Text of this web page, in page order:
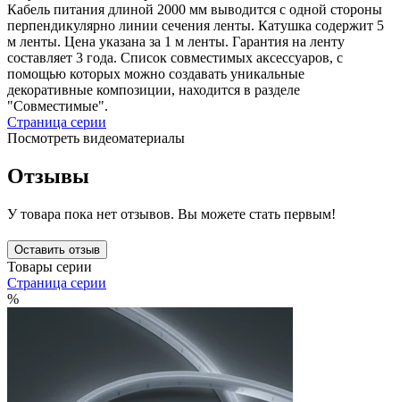
Кабель питания длиной 2000 мм выводится с одной стороны
перпендикулярно линии сечения ленты. Катушка содержит 5
м ленты. Цена указана за 1 м ленты. Гарантия на ленту
составляет 3 года. Список совместимых аксессуаров, с
помощью которых можно создавать уникальные
декоративные композиции, находится в разделе
"Совместимые".
Страница серии
Посмотреть видеоматериалы
Отзывы
У товара пока нет отзывов. Вы можете стать первым!
Оставить отзыв
Товары серии
Страница серии
%